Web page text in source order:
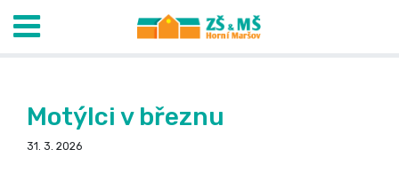
Motýlci v březnu
31. 3. 2026